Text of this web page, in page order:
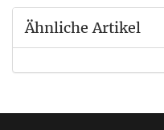
Ähnliche Artikel